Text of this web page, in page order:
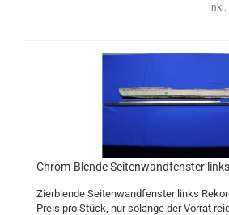
inkl.
Chrom-Blende Seitenwandfenster
Zierblende Seitenwandfenster links
Preis pro Stück, nur solange der Vorrat